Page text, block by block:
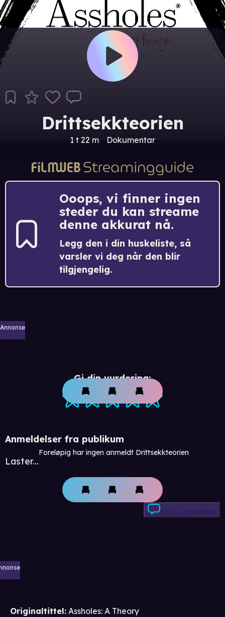
Drittsekkteorien
1 t 22 m Dokumentar
Ooops, vi finner ingen
steder du kan streame
denne akkurat nå.
Legg den i din huskeliste, så
varsler vi deg når den blir
tilgjengelig.
Annonse
Gi din vurdering:
Anmeldelser fra publikum
Laster...
Foreløpig har ingen anmeldt Drittsekkteorien
Skriv anmeldelse
Originaltittel: Assholes: A Theory